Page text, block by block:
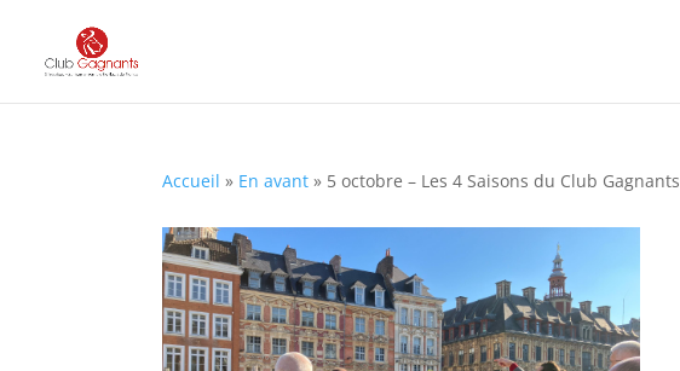
Accueil » En avant » 5 octobre – Les 4 Saisons du Club Gagnants